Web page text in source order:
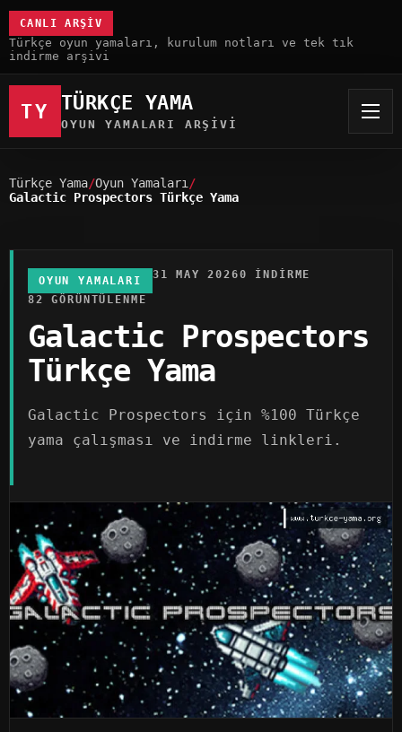
CANLI ARŞIV
Türkçe oyun yamaları, kurulum notları ve tek tık
indirme arşivi
TY TÜRKÇE YAMA
OYUN YAMALARI ARŞIVI
Türkçe Yama Oyun Yamaları
Galactic Prospectors Türkçe Yama
OYUN YAMALARI 31 MAY 20260 INDIRME
82 GÖRÜNTÜLENME
Galactic Prospectors
Türkçe Yama
Galactic Prospectors için %100 Türkçe
yama çalışması ve indirme linkleri.